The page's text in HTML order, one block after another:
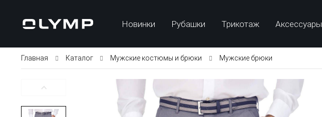
Новинки Рубашки Трикотаж Аксессуары
Главная Каталог Мужские костюмы и брюки Мужские брюки